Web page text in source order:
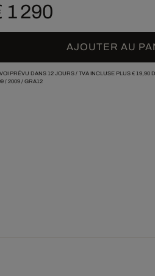
1 290
AJOUTER AU
PRÉVU DANS 12 JOURS / TVA INCLUSE PLUS € 19,90
/ 2009/ GRA12